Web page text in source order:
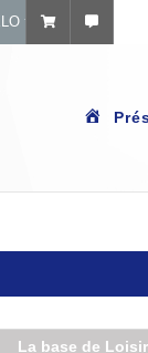
l
La base de